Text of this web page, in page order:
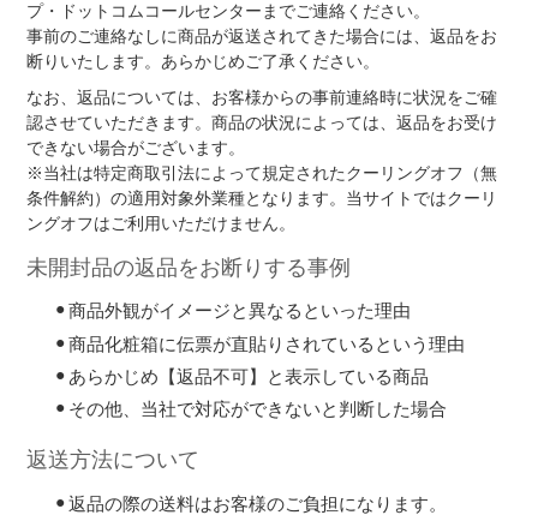
プ・ドットコムコールセンターまでご連絡ください。
事前のご連絡なしに商品が返送されてきた場合には、返品をお
断りいたします。あらかじめご了承ください。
なお、返品については、お客様からの事前連絡時に状況をご確
認させていただきます。商品の状況によっては、返品をお受け
できない場合がございます。
※当社は特定商取引法によって規定されたクーリングオフ（無
条件解約）の適用対象外業種となります。当サイトではクーリ
ングオフはご利用いただけません。
未開封品の返品をお断りする事例
商品外観がイメージと異なるといった理由
商品化粧箱に伝票が直貼りされているという理由
あらかじめ【返品不可】と表示している商品
その他、当社で対応ができないと判断した場合
返送方法について
返品の際の送料はお客様のご負担になります。